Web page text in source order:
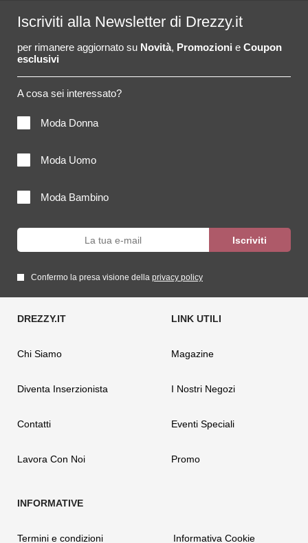
Iscriviti alla Newsletter di Drezzy.it
per rimanere aggiornato su Novità, Promozioni e Coupon
esclusivi
A cosa sei interessato?
Moda Donna
Moda Uomo
Moda Bambino
Confermo la presa visione della privacy policy
Chi Siamo
Diventa Inserzionista
Contatti
Lavora Con Noi
Magazine
I Nostri Negozi
Eventi Speciali
Promo
Termini e condizioni Informativa Cookie